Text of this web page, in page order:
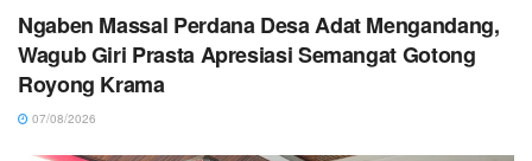
Ngaben Massal Perdana Desa Adat Mengandang,
Wagub Giri Prasta Apresiasi Semangat Gotong
Royong Krama
07/08/2026